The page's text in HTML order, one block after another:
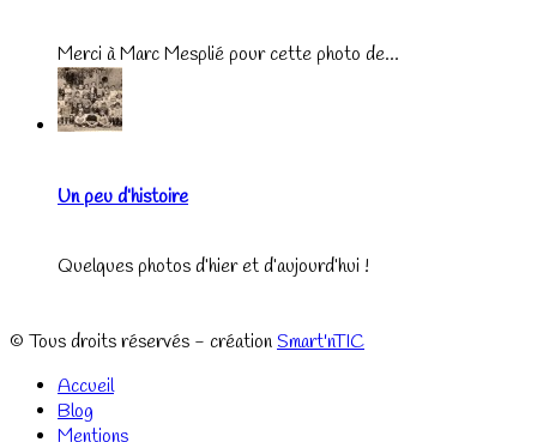
Merci à Marc Mesplié pour cette photo de...
Un peu d’histoire
Quelques photos d’hier et d’aujourd’hui !
© Tous droits réservés - création Smart'nTIC
Accueil
Blog
Mentions